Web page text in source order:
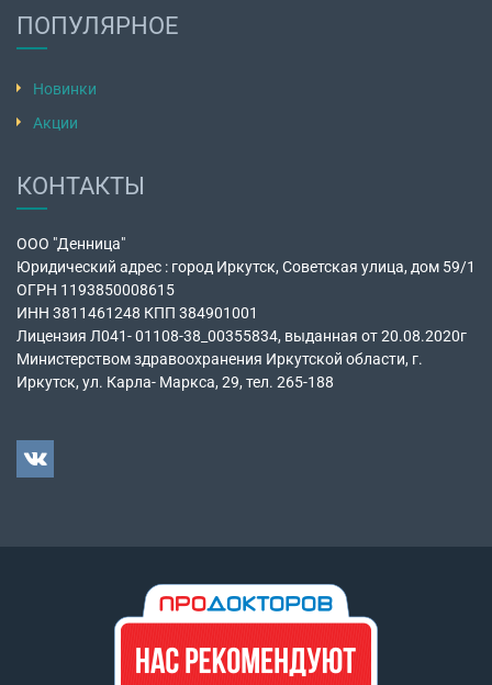
ПОПУЛЯРНОЕ
Новинки
Акции
КОНТАКТЫ
ООО "Денница"
Юридический адрес : город Иркутск, Советская улица, дом 59/1
ОГРН 1193850008615
ИНН 3811461248 КПП 384901001
Лицензия Л041- 01108-38_00355834, выданная от 20.08.2020г
Министерством здравоохранения Иркутской области, г.
Иркутск, ул. Карла- Маркса, 29, тел. 265-188